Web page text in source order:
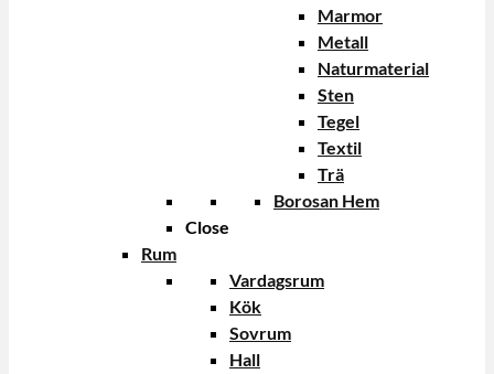
Marmor
Metall
Naturmaterial
Sten
Tegel
Textil
Trä
Borosan Hem
Close
Rum
Vardagsrum
Kök
Sovrum
Hall